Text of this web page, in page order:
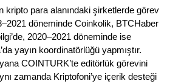
kripto para alanındaki şirketlerde görev
döneminde Coinkolik, BTCHaber
2020–2021 döneminde ise
yayın koordinatörlüğü yapmıştır.
COINTURK’te editörlük görevini
zamanda Kriptofoni’ye içerik desteği